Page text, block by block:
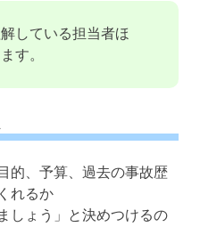
している担当者ほ
す。
的、予算、過去の事故歴
れるか
しょう」と決めつけるの